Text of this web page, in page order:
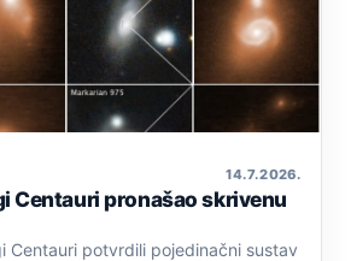
14. 7. 2026.
Centauri pronašao skrivenu
Centauri potvrdili pojedinačni sustav